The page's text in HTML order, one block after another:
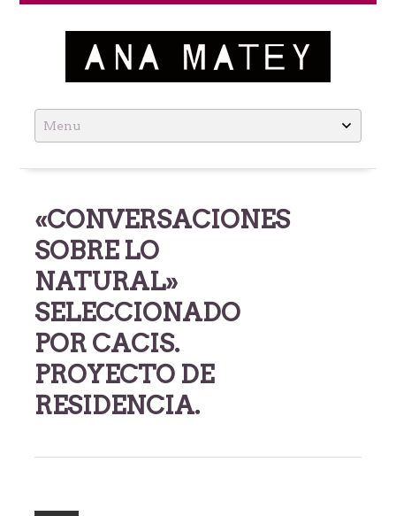
Skip
to
«CONVERSACIONES
SOBRE LO
NATURAL»
SELECCIONADO
POR CACIS.
PROYECTO DE
RESIDENCIA.